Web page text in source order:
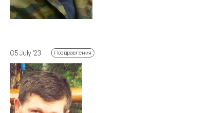
05 July ‘23 Поздравления